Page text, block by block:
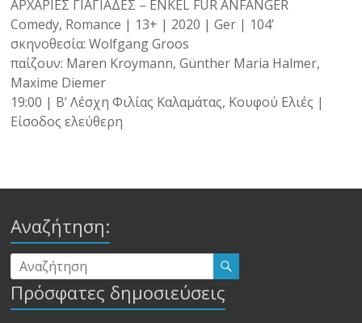
ΑΡΧΑΡΙΕΣ ΓΙΑΓΙΑΔΕΣ – ENKEL FUR ANFANGER
Comedy, Romance | 13+ | 2020 | Ger | 104’
σκηνοθεσία: Wolfgang Groos
παίζουν: Maren Kroymann, Günther Maria Halmer,
Maxime Diemer
19:00 | Β’ Λέσχη Φιλίας Καλαμάτας, Κουφού Ελιές |
Είσοδος ελεύθερη
Αναζήτηση:
Πρόσφατες δημοσιεύσεις